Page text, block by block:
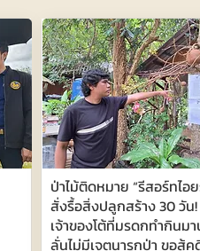
ป่าไม้ติดหมาย “รีสอร์ทไอย
สั่งรื้อสิ่งปลูกสร้าง 30 วัน!
เจ้าของโต้ที่มรดกทำกินม
ลั่นไม่มีเจตนารุกป่า ขอสู้ค